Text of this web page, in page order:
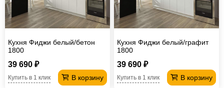
Кухня Фиджи белый/бетон
1800
39 690 ₽
В корзину
Купить в 1 клик
Кухня Фиджи белый/графит
1800
39 690 ₽
В корзину
Купить в 1 клик